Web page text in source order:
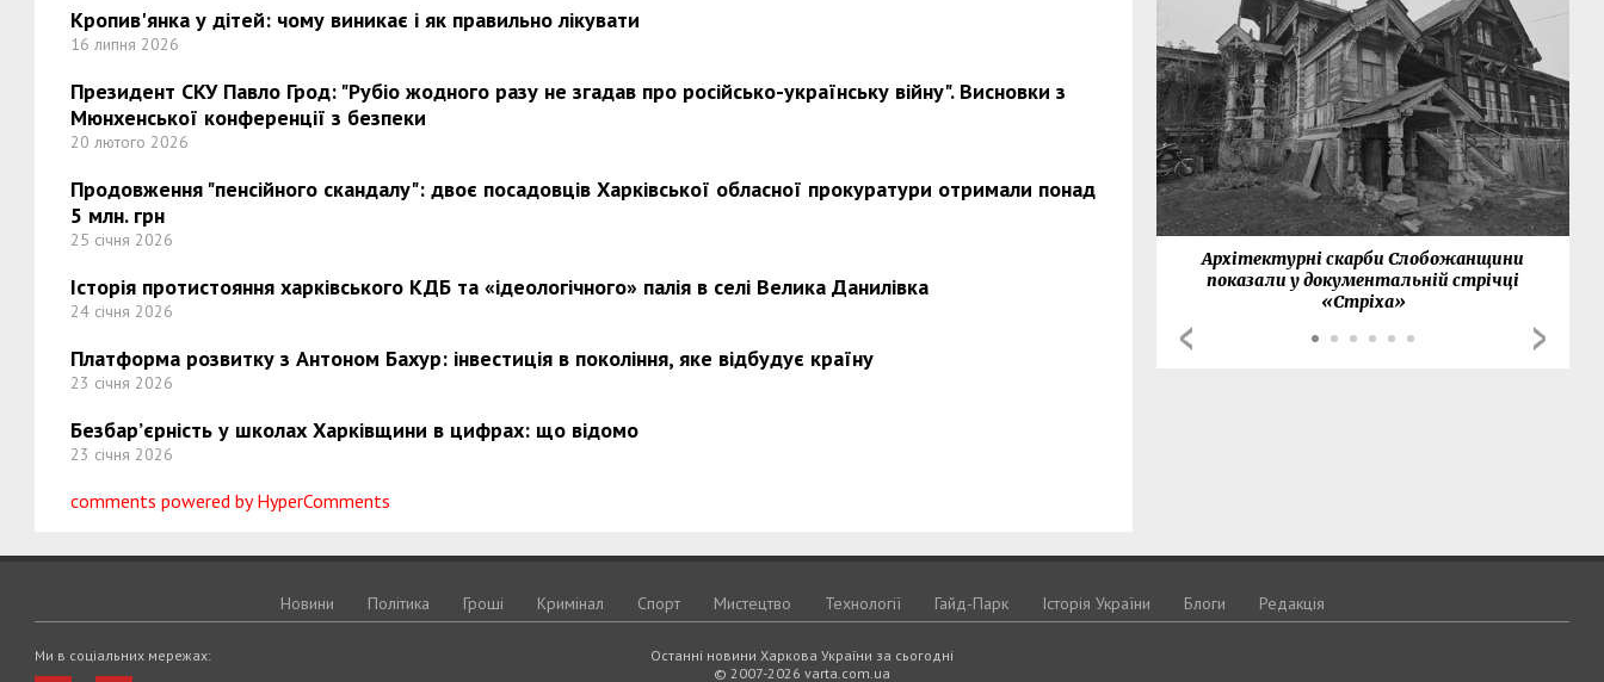
Кропив'янка у дітей: чому виникає і як правильно лікувати
16 липня 2026
Президент СКУ Павло Грод: "Рубіо жодного разу не згадав про російсько-українську війну". Висновки з
Мюнхенської конференції з безпеки
20 лютого 2026
Продовження "пенсійного скандалу": двоє посадовців Харківської обласної прокуратури отримали понад
5 млн. грн
25 січня 2026
Історія протистояння харківського КДБ та «ідеологічного» палія в селі Велика Данилівка
24 січня 2026
Платформа розвитку з Антоном Бахур: інвестиція в покоління, яке відбудує країну
23 січня 2026
Безбар’єрність у школах Харківщини в цифрах: що відомо
23 січня 2026
comments powered by HyperComments
Архітектурні скарби Слобожанщини
показали у документальній стрічці
«Стріха»
Новини Політика Грошi Кримiнал Спорт Мистецтво Технологiї Гайд-Парк Історія України Блоги Редакція
Останні новини Харкова України за сьогодні
© 2007-2026 varta.com.ua
Ми в соціальних мережах: